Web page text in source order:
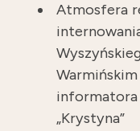
Atmosfera
informatora
„Krystyna”